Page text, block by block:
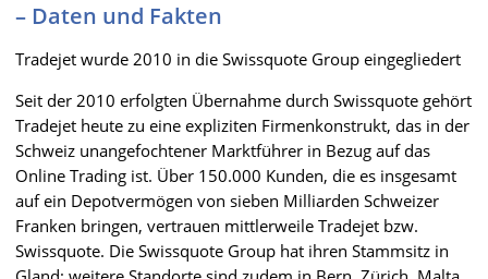
– Daten und Fakten
Tradejet wurde 2010 in die Swissquote Group eingegliedert
Seit der 2010 erfolgten Übernahme durch Swissquote gehört
Tradejet heute zu eine expliziten Firmenkonstrukt, das in der
Schweiz unangefochtener Marktführer in Bezug auf das
Online Trading ist. Über 150.000 Kunden, die es insgesamt
auf ein Depotvermögen von sieben Milliarden Schweizer
Franken bringen, vertrauen mittlerweile Tradejet bzw.
Swissquote. Die Swissquote Group hat ihren Stammsitz in